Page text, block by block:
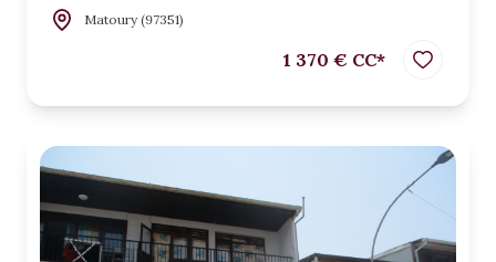
Matoury (97351)
1 370 € CC*